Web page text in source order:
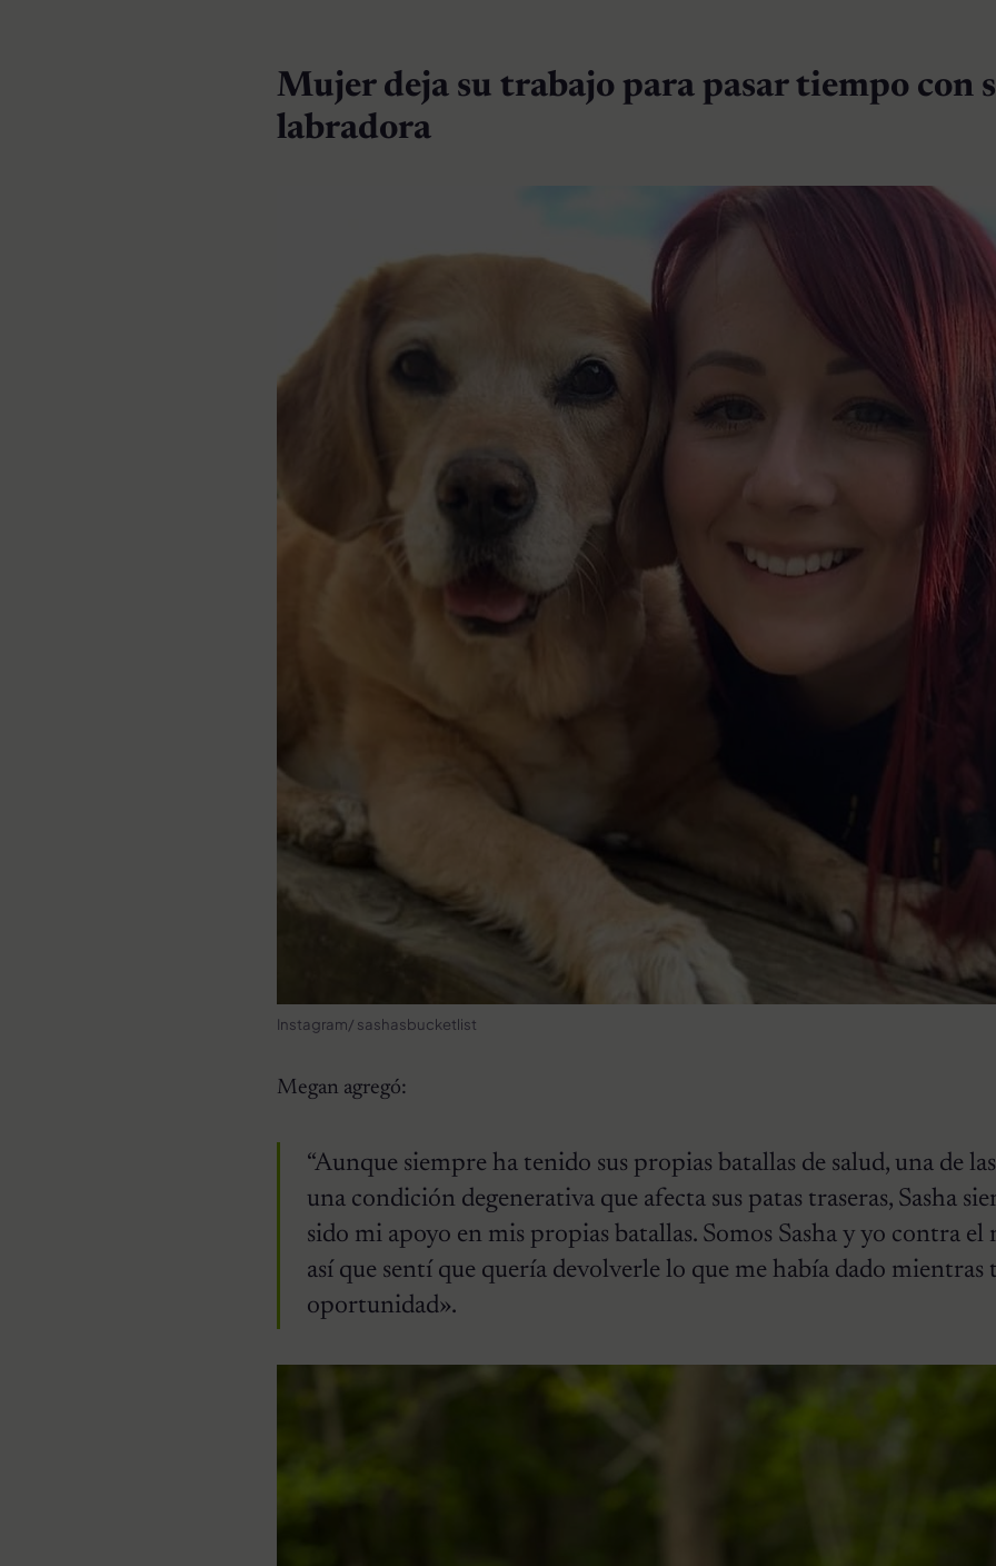
Mujer deja su trabajo para pasar tiempo con
labradora
Instagram/ sashasbucketlist
Megan agregó:
“Aunque siempre ha tenido sus propias batallas de salud, una de las
una condición degenerativa que afecta sus patas traseras, Sasha
sido mi apoyo en mis propias batallas. Somos Sasha y yo contra el
así que sentí que quería devolverle lo que me había dado mientras
oportunidad».